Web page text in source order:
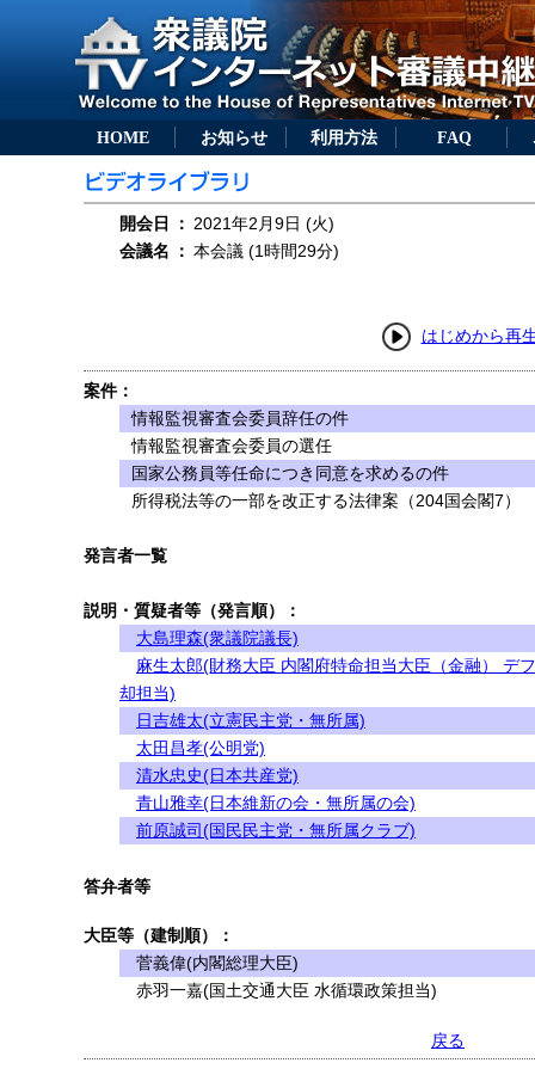
HOME お知らせ 利用方法 FAQ
開会日 ： 2021年2月9日 (火)
会議名
： 本会議 (1時間29分)
はじめから再
案件：
情報監視審査会委員辞任の件
情報監視審査会委員の選任
国家公務員等任命につき同意を求めるの件
所得税法等の一部を改正する法律案（204国会閣7）
発言者一覧
説明・質疑者等（発言順）：
大島理森(衆議院議長)
麻生太郎(財務大臣 内閣府特命担当大臣（金融） デ
却担当)
日吉雄太(立憲民主党・無所属)
太田昌孝(公明党)
清水忠史(日本共産党)
青山雅幸(日本維新の会・無所属の会)
前原誠司(国民民主党・無所属クラブ)
答弁者等
大臣等（建制順）：
菅義偉(内閣総理大臣)
赤羽一嘉(国土交通大臣 水循環政策担当)
戻る